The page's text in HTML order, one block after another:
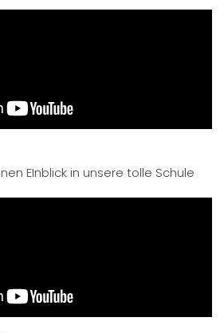
EInblick in unsere tolle Schule